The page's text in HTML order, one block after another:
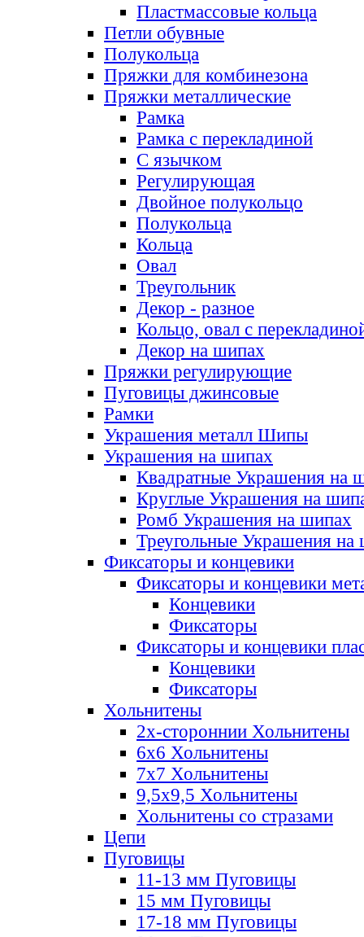
Пластмассовые кольца
Петли обувные
Полукольца
Пряжки для комбинезона
Пряжки металлические
Рамка
Рамка с перекладиной
С язычком
Регулирующая
Двойное полукольцо
Полукольца
Кольца
Овал
Треугольник
Декор - разное
Кольцо, овал с
Декор на шипах
Пряжки регулирующие
Пуговицы джинсовые
Рамки
Украшения металл Шипы
Украшения на шипах
Квадратные Украшения на
Круглые Украшения на
Ромб Украшения на шипах
Треугольные Украшения на
Фиксаторы и концевики
Фиксаторы и концевики
Концевики
Фиксаторы
Фиксаторы и концевики
Концевики
Фиксаторы
Хольнитены
2х-стороннии Хольнитены
6х6 Хольнитены
7х7 Хольнитены
9,5х9,5 Хольнитены
Хольнитены со стразами
Цепи
Пуговицы
11-13 мм Пуговицы
15 мм Пуговицы
17-18 мм Пуговицы